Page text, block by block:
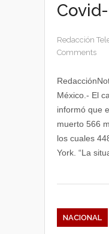
Redacción
Comments
México.- El
informó que
muerto 566
los cuales
York. “La
NACIONAL